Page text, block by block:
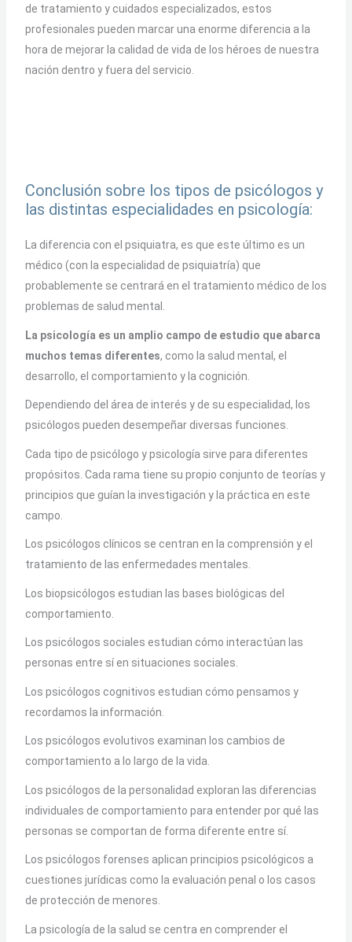
de tratamiento y cuidados especializados, estos
profesionales pueden marcar una enorme diferencia a la
hora de mejorar la calidad de vida de los héroes de nuestra
nación dentro y fuera del servicio.
Conclusión sobre los tipos de psicólogos y
las distintas especialidades en psicología:
La diferencia con el psiquiatra, es que este último es un
médico (con la especialidad de psiquiatría) que
probablemente se centrará en el tratamiento médico de los
problemas de salud mental.
La psicología es un amplio campo de estudio que abarca
muchos temas diferentes, como la salud mental, el
desarrollo, el comportamiento y la cognición.
Dependiendo del área de interés y de su especialidad, los
psicólogos pueden desempeñar diversas funciones.
Cada tipo de psicólogo y psicología sirve para diferentes
propósitos. Cada rama tiene su propio conjunto de teorías y
principios que guían la investigación y la práctica en este
campo.
Los psicólogos clínicos se centran en la comprensión y el
tratamiento de las enfermedades mentales.
Los biopsicólogos estudian las bases biológicas del
comportamiento.
Los psicólogos sociales estudian cómo interactúan las
personas entre sí en situaciones sociales.
Los psicólogos cognitivos estudian cómo pensamos y
recordamos la información.
Los psicólogos evolutivos examinan los cambios de
comportamiento a lo largo de la vida.
Los psicólogos de la personalidad exploran las diferencias
individuales de comportamiento para entender por qué las
personas se comportan de forma diferente entre sí.
Los psicólogos forenses aplican principios psicológicos a
cuestiones jurídicas como la evaluación penal o los casos
de protección de menores.
La psicología de la salud se centra en comprender el